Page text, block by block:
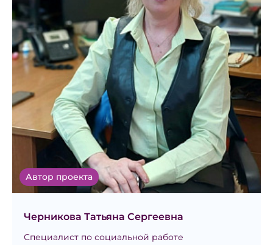
Автор проекта
Черникова Татьяна Сергеевна
Специалист по социальной работе